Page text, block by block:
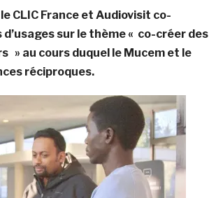
CLIC France et Audiovisit co-
sur le thème « co-créer des
» au cours duquel le Mucem et le
réciproques.